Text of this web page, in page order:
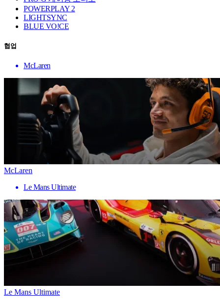
POWERPLAY 2
LIGHTSYNC
BLUE VO!CE
협업
McLaren
McLaren
Le Mans Ultimate
Le Mans Ultimate